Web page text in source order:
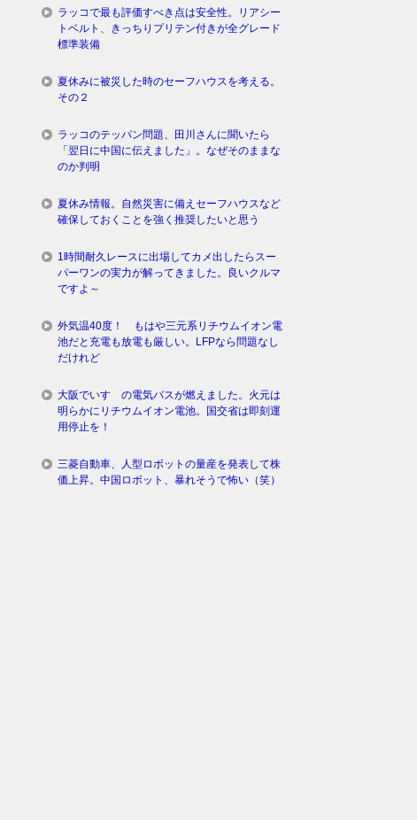
ラッコで最も評価すべき点は安全性。リアシー
トベルト、きっちりプリテン付きが全グレード
標準装備
夏休みに被災した時のセーフハウスを考える。
その２
ラッコのテッパン問題、田川さんに聞いたら
「翌日に中国に伝えました」。なぜそのままな
のか判明
夏休み情報。自然災害に備えセーフハウスなど
確保しておくことを強く推奨したいと思う
1時間耐久レースに出場してカメ出したらスー
パーワンの実力が解ってきました。良いクルマ
ですよ～
外気温40度！ もはや三元系リチウムイオン電
池だと充電も放電も厳しい。LFPなら問題なし
だけれど
大阪でいすゞの電気バスが燃えました。火元は
明らかにリチウムイオン電池。国交省は即刻運
用停止を！
三菱自動車、人型ロボットの量産を発表して株
価上昇。中国ロボット、暴れそうで怖い（笑）